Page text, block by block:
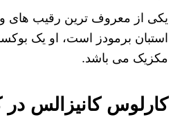
یکی از معروف ترین رقیب های
استبان برمودز است، او یک
مکزیک می باشد.
کارلوس کانیزالس در